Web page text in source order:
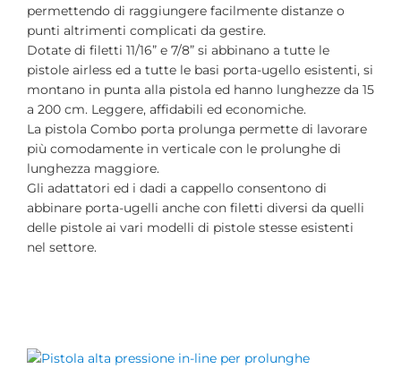
permettendo di raggiungere facilmente distanze o
punti altrimenti complicati da gestire.
Dotate di filetti 11/16” e 7/8” si abbinano a tutte le
pistole airless ed a tutte le basi porta-ugello esistenti, si
montano in punta alla pistola ed hanno lunghezze da 15
a 200 cm. Leggere, affidabili ed economiche.
La pistola Combo porta prolunga permette di lavorare
più comodamente in verticale con le prolunghe di
lunghezza maggiore.
Gli adattatori ed i dadi a cappello consentono di
abbinare porta-ugelli anche con filetti diversi da quelli
delle pistole ai vari modelli di pistole stesse esistenti
nel settore.